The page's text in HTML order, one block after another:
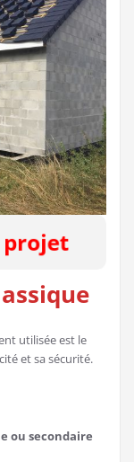
utilisée est le
et sa sécurité.
ou secondaire